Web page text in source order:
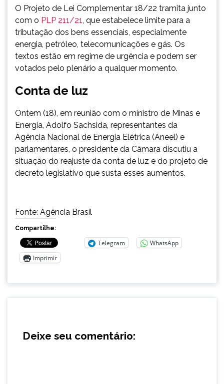
O Projeto de Lei Complementar 18/22 tramita junto
com o PLP 211/21, que estabelece limite para a
tributação dos bens essenciais, especialmente
energia, petróleo, telecomunicações e gás. Os
textos estão em regime de urgência e podem ser
votados pelo plenário a qualquer momento.
Conta de luz
Ontem (18), em reunião com o ministro de Minas e
Energia, Adolfo Sachsida, representantes da
Agência Nacional de Energia Elétrica (Aneel) e
parlamentares, o presidente da Câmara discutiu a
situação do reajuste da conta de luz e do projeto de
decreto legislativo que susta esses aumentos.
Fonte: Agência Brasil
Compartilhe:
Telegram
WhatsApp
Imprimir
Deixe seu comentário: